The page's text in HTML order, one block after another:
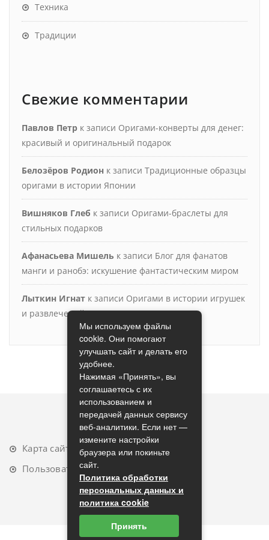
Техника
Традиции
Свежие комментарии
Павлов Петр к записи Оригами-конверты для денег:
красивый и оригинальный подарок
Белозёров Родион к записи Традиционные образцы
оригами в истории Японии
Вишняков Глеб к записи Оригами-браслеты для
стильных подарков
Афанасьева Мишель к записи Блог для фанатов
манги и ранобэ: искушение фантастическим миром
Лыткин Игнат к записи Оригами в истории игрушек
и развлечений
Карта сайта
Пользовательское соглашение
Мы используем файлы
cookie. Они помогают
улучшать сайт и делать его
удобнее.
Нажимая «Принять», вы
соглашаетесь с их
использованием и
передачей данных сервису
веб-аналитики. Если нет —
измените настройки
браузера или покиньте
сайт.
Политика обработки
персональных данных и
политика cookie
Принять